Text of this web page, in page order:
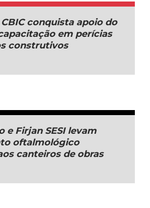
conquista apoio do
em perícias
construtivos
e Firjan SESI levam
oftalmológico
canteiros de obras